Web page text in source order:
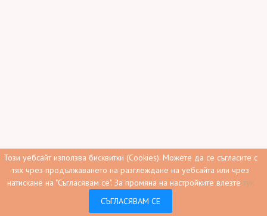
Този уебсайт използва бисквитки (Cookies). Можете да се съгласите с
тях чрез продължаването на разглеждане на уебсайта или чрез
натискане на "Съгласявам се". За промяна на настройките влезте тук
СЪГЛАСЯВАМ СЕ